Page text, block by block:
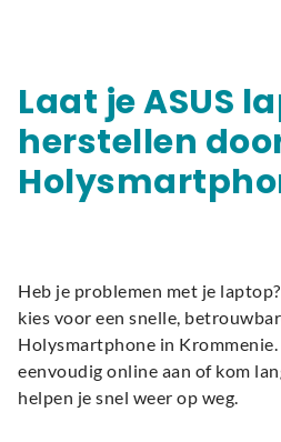
Laat je ASUS
herstellen
Heb je problemen met je
kies voor een snelle,
Holysmartphone in
eenvoudig online aan of kom
helpen je snel weer op weg.